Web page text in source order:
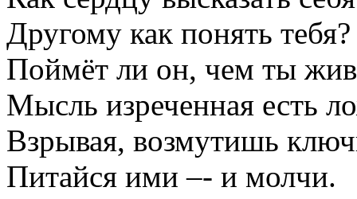
Другому как понять тебя?
Поймёт ли он, чем ты
Мысль изреченная есть
Взрывая, возмутишь
Питайся ими –- и молчи.